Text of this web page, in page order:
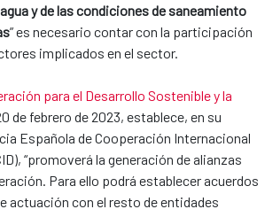
y de las condiciones de saneamiento
” es necesario contar con la participación
implicados en el sector.
para el Desarrollo Sostenible y la
de febrero de 2023, establece, en su
Española de Cooperación Internacional
“promoverá la generación de alianzas
Para ello podrá establecer acuerdos
actuación con el resto de entidades